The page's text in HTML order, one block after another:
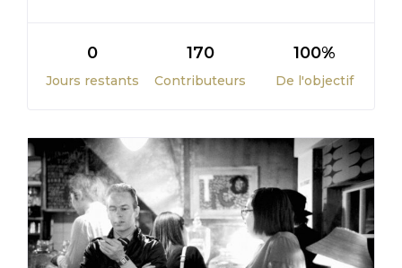
0
Jours restants
170
Contributeurs
100%
De l'objectif